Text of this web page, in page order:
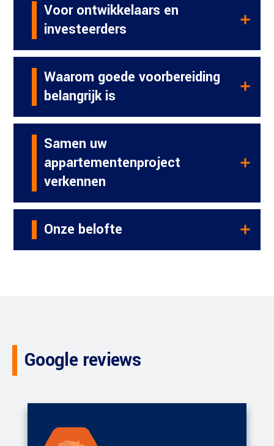
Voor ontwikkelaars en
investeerders
Waarom goede voorbereiding
belangrijk is
Samen uw
appartementenproject
verkennen
Onze belofte
Google reviews